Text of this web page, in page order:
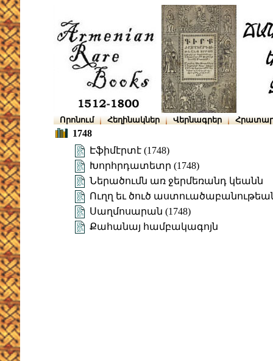
Որոնում Հեղինակներ Վերնագրեր
1748
Էֆիմէրտէ (1748)
Խորհրդատետր (1748)
Ներածումն առ ջերմեռանդ կեանն
Ուղղ եւ ծուծ
Սաղմոսարան (1748)
Քահանայ համբակագոյն